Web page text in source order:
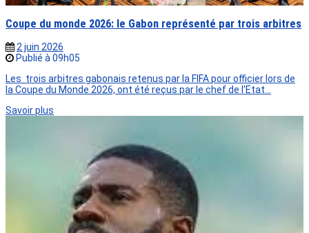
Coupe du monde 2026: le Gabon représenté par trois arbitres
2 juin 2026
Publié à 09h05
Les trois arbitres gabonais retenus par la FIFA pour officier lors de
la Coupe du Monde 2026, ont été reçus par le chef de l'Etat…
Savoir plus